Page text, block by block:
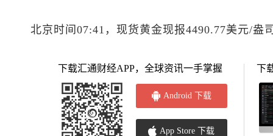
北京时间07:41， 现货黄金现报4490.77美元/盎
下载汇通财经APP，全球资讯一手掌握
Android 下载
App Store 下载
下